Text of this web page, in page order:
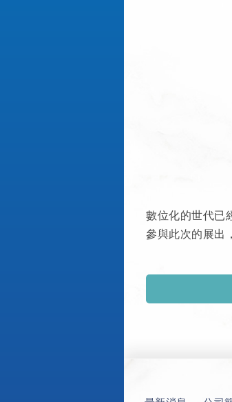
數位化的世代已
參與此次的展出